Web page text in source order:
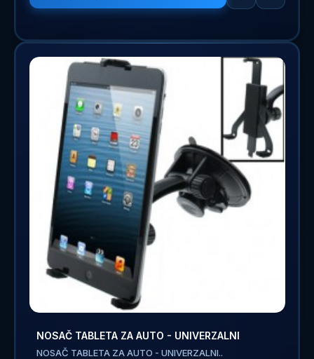
NOSAČ TABLETA ZA AUTO - UNIVERZALNI
NOSAČ TABLETA ZA AUTO - UNIVERZALNI..